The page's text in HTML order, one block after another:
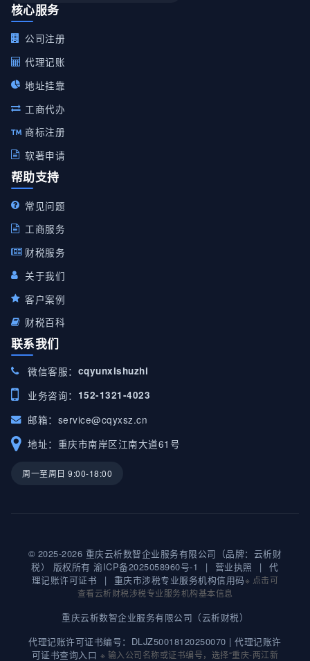
核心服务
公司注册
代理记账
地址挂靠
工商代办
商标注册
软著申请
帮助支持
常见问题
工商服务
财税服务
关于我们
客户案例
财税百科
联系我们
微信客服： cqyunxishuzhi
业务咨询： 152-1321-4023
邮箱： service@cqyxsz.cn
地址：重庆市南岸区江南大道61号
周一至周日 9:00-18:00
© 2025-2026 重庆云析数智企业服务有限公司（品牌：云析财
税） 版权所有渝ICP备2025058960号-1 | 营业执照 |
代
理记账许可证书
| 重庆市涉税专业服务机构信用码※ 点击可
查看云析财税涉税专业服务机构基本信息
重庆云析数智企业服务有限公司（云析财税）
代理记账许可证书编号：DLJZ50018120250070 |代理记账许
可证书查询入口 ※ 输入公司名称或证书编号，选择“重庆-两江新